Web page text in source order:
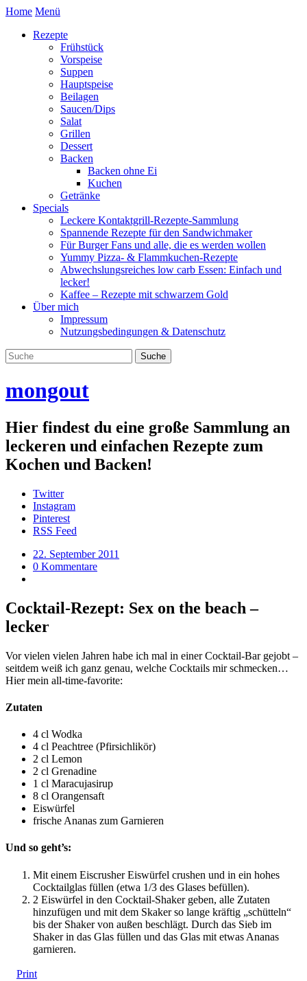
Home Menü
Rezepte
Frühstück
Vorspeise
Suppen
Hauptspeise
Beilagen
Saucen/Dips
Salat
Grillen
Dessert
Backen
Backen ohne Ei
Kuchen
Getränke
Specials
Leckere Kontaktgrill-Rezepte-Sammlung
Spannende Rezepte für den Sandwichmaker
Für Burger Fans und alle, die es werden wollen
Yummy Pizza- & Flammkuchen-Rezepte
Abwechslungsreiches low carb Essen: Einfach und
lecker!
Kaffee – Rezepte mit schwarzem Gold
Über mich
Impressum
Nutzungsbedingungen & Datenschutz
mongout
Hier findest du eine große Sammlung an
leckeren und einfachen Rezepte zum
Kochen und Backen!
Twitter
Instagram
Pinterest
RSS Feed
22. September 2011
0 Kommentare
Cocktail-Rezept: Sex on the beach –
lecker
Vor vielen vielen Jahren habe ich mal in einer Cocktail-Bar gejobt –
seitdem weiß ich ganz genau, welche Cocktails mir schmecken…
Hier mein all-time-favorite:
Zutaten
4 cl Wodka
4 cl Peachtree (Pfirsichlikör)
2 cl Lemon
2 cl Grenadine
1 cl Maracujasirup
8 cl Orangensaft
Eiswürfel
frische Ananas zum Garnieren
Und so geht’s:
Mit einem Eiscrusher Eiswürfel crushen und in ein hohes
Cocktailglas füllen (etwa 1/3 des Glases befüllen).
2 Eiswürfel in den Cocktail-Shaker geben, alle Zutaten
hinzufügen und mit dem Skaker so lange kräftig „schütteln“
bis der Shaker von außen beschlägt. Durch das Sieb im
Shaker in das Glas füllen und das Glas mit etwas Ananas
garnieren.
Print